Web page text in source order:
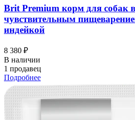
Brit Premium корм для собак
чувствительным
индейкой
8 380 ₽
В наличии
1 продавец
Подробнее